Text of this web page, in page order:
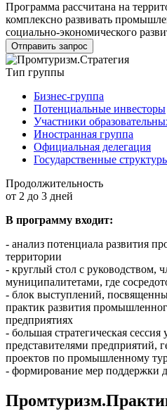
Программа рассчитана на
комплексно развивать
социально-экономического
Отправить запрос
Тип группы
Бизнес-группа
Потенциальные инвесторы
Участники
Иностранная группа
Официальная делегация
Государственные
Продолжительность
от 2 до 3 дней
В программу входит:
- анализ потенциала развития
территории
- круглый стол с руководством,
муниципалитетами, где
- блок выступлений,
практик развития
предприятиях
- большая стратегическая сессия
представителями предприятий,
проектов по промышленному
- формирование мер поддержки